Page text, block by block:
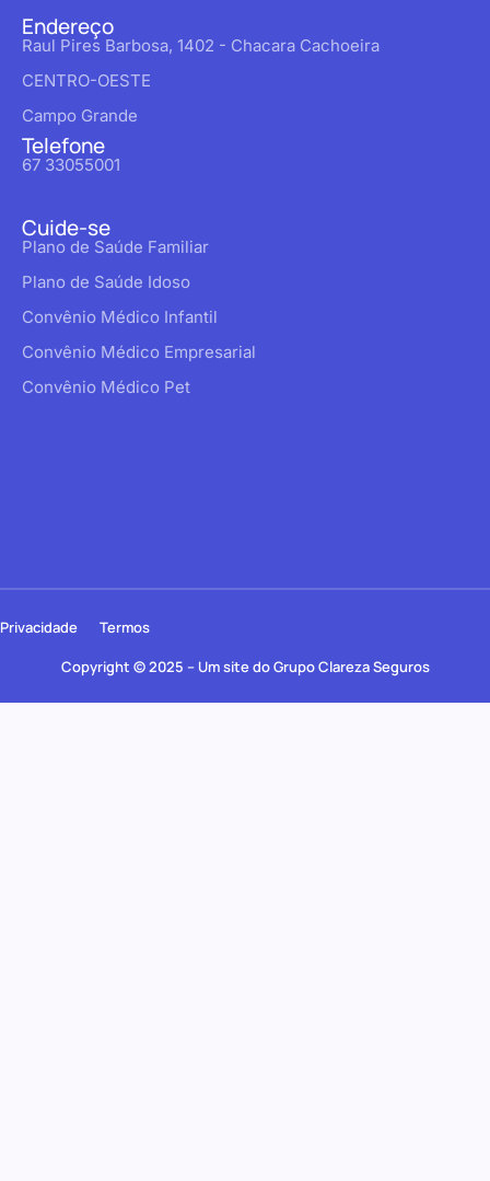
Endereço
Raul Pires Barbosa, 1402 - Chacara Cachoeira
CENTRO-OESTE
Campo Grande
Telefone
67 33055001
Cuide-se
Plano de Saúde Familiar
Plano de Saúde Idoso
Convênio Médico Infantil
Convênio Médico Empresarial
Convênio Médico Pet
Copyright © 2025 – Um site do Grupo Clareza Seguros
Privacidade Termos